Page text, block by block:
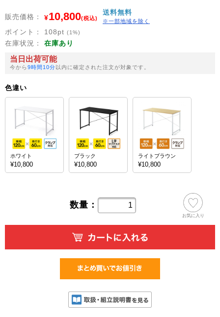
販売価格： ¥10,800(税込)
送料無料
※一部地域を除く
ポイント： 108pt (1%)
在庫状況： 在庫あり
当日出荷可能
今から9時間10分以内に確定された注文が対象です。
色違い
ホワイト
¥10,800
ブラック
¥10,800
ライトブラウン
¥10,800
数量：
お気に入り